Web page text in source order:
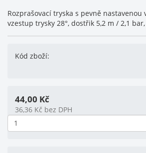
Rozprašovací tryska s pevně nastavenou
vzestup trysky 28°, dostřik 5,2 m / 2,1
Kód zboží:
44,00 Kč
36,36 Kč bez DPH